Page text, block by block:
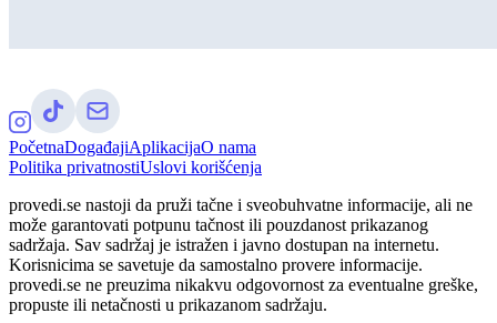
PočetnaDogađajiAplikacijaO nama
Politika privatnostiUslovi korišćenja
provedi.se nastoji da pruži tačne i sveobuhvatne informacije, ali ne
može garantovati potpunu tačnost ili pouzdanost prikazanog
sadržaja. Sav sadržaj je istražen i javno dostupan na internetu.
Korisnicima se savetuje da samostalno provere informacije.
provedi.se ne preuzima nikakvu odgovornost za eventualne greške,
propuste ili netačnosti u prikazanom sadržaju.